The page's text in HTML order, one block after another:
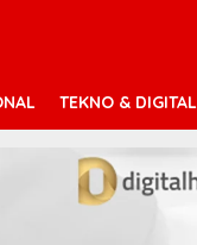
TEKNO & DIGITAL